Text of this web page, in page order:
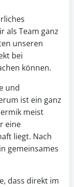
als Team ganz
unseren
bei
können.
und
ist ein ganz
meist
eine
liegt. Nach
gemeinsames
dass direkt im